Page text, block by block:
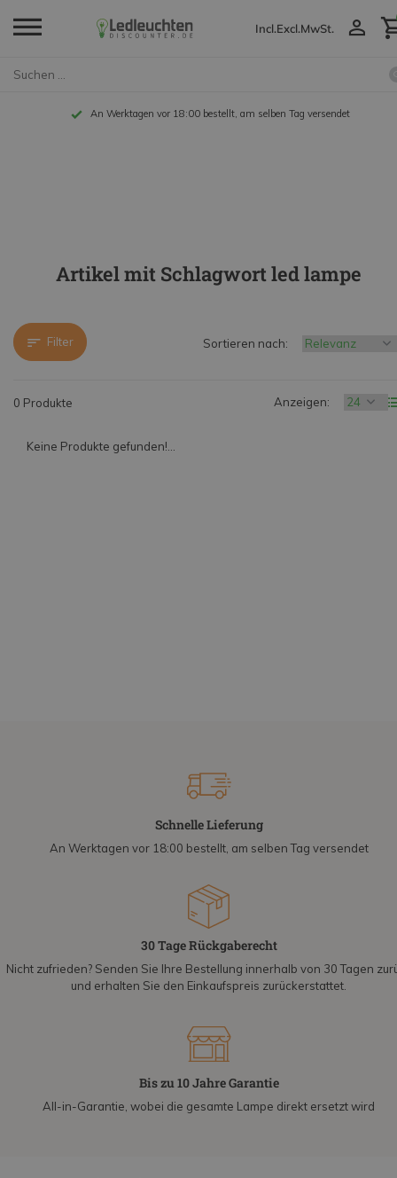
Incl.Excl.MwSt.
An Werktagen vor 18:00 bestellt, am selben Tag versendet
Artikel mit Schlagwort led lampe
Filter
0 Produkte Anzeigen:
Sortieren nach:
Keine Produkte gefunden!...
Schnelle Lieferung
An Werktagen vor 18:00 bestellt, am selben Tag versendet
30 Tage Rückgaberecht
Nicht zufrieden? Senden Sie Ihre Bestellung innerhalb von 30 Tagen
und erhalten Sie den Einkaufspreis zurückerstattet.
Bis zu 10 Jahre Garantie
All-in-Garantie, wobei die gesamte Lampe direkt ersetzt wird